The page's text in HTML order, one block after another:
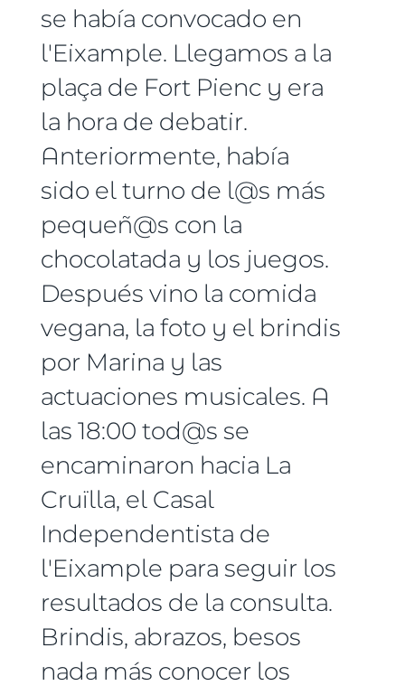
se había convocado en
l'Eixample. Llegamos a la
plaça de Fort Pienc y era
la hora de debatir.
Anteriormente, había
sido el turno de l@s más
pequeñ@s con la
chocolatada y los juegos.
Después vino la comida
vegana, la foto y el brindis
por Marina y las
actuaciones musicales. A
las 18:00 tod@s se
encaminaron hacia La
Cruïlla, el Casal
Independentista de
l'Eixample para seguir los
resultados de la consulta.
Brindis, abrazos, besos
nada más conocer los